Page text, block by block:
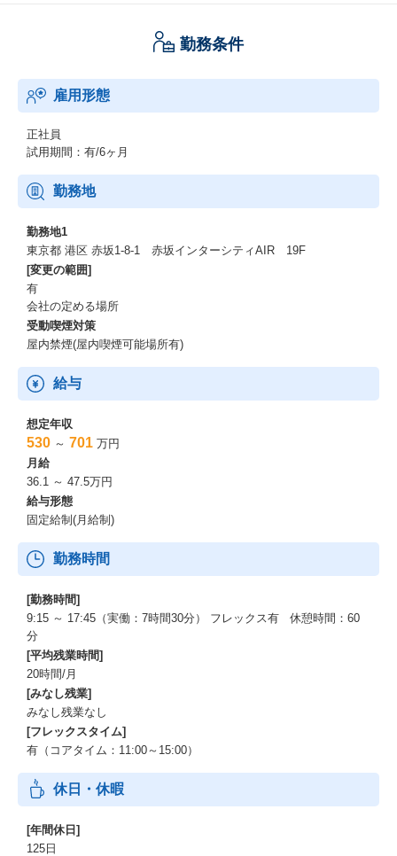
勤務条件
雇用形態
正社員
試用期間：有/6ヶ月
勤務地
勤務地1
東京都 港区 赤坂1-8-1 赤坂インターシティAIR 19F
[変更の範囲]
有
会社の定める場所
受動喫煙対策
屋内禁煙(屋内喫煙可能場所有)
給与
想定年収
530 ～ 701 万円
月給
36.1 ～ 47.5万円
給与形態
固定給制(月給制)
勤務時間
[勤務時間]
9:15 ～ 17:45（実働：7時間30分） フレックス有 休憩時間：60
分
[平均残業時間]
20時間/月
[みなし残業]
みなし残業なし
[フレックスタイム]
有（コアタイム：11:00～15:00）
休日・休暇
[年間休日]
125日